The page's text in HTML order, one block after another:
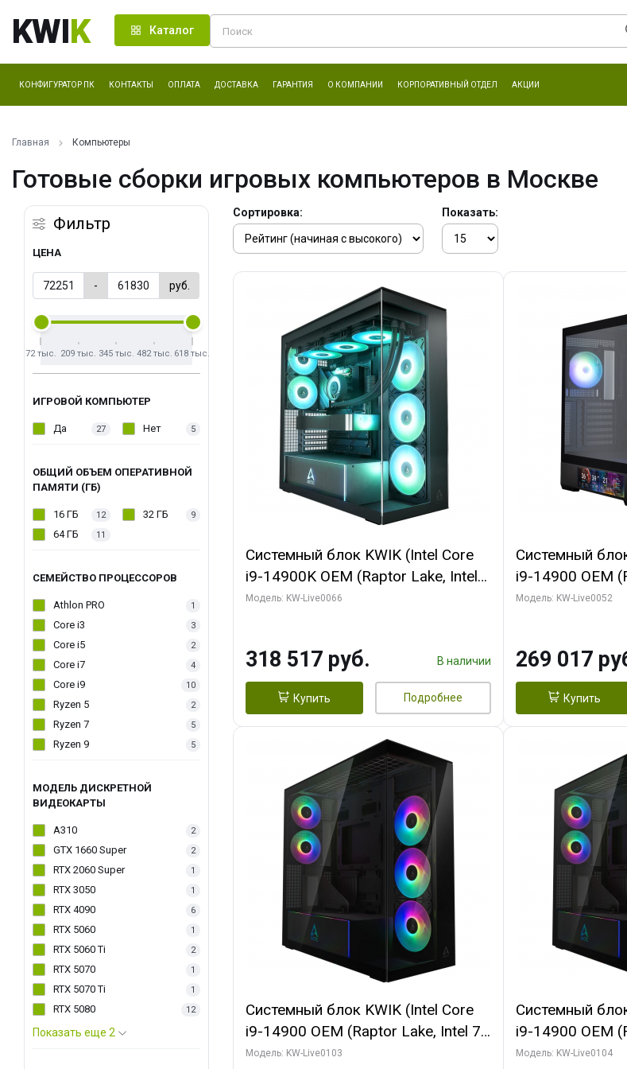
KWIK Каталог
КОНФИГУРАТОР ПК КОНТАКТЫ ОПЛАТА ДОСТАВКА ГАРАНТИЯ О КОМПАНИИ КОРПОРАТИВНЫЙ ОТДЕЛ АКЦИИ
Главная Компьютеры
Готовые сборки игровых компьютеров в Москве
Фильтр
ЦЕНА
- руб.
72 тыс. 209 тыс. 345 тыс. 482 тыс. 618 тыс.
ИГРОВОЙ КОМПЬЮТЕР
Да 27 Нет 5
ОБЩИЙ ОБЪЕМ ОПЕРАТИВНОЙ
ПАМЯТИ (ГБ)
16 ГБ 12 32 ГБ 9
64 ГБ 11
СЕМЕЙСТВО ПРОЦЕССОРОВ
Athlon PRO 1
Core i3 3
Core i5 2
Core i7 4
Core i9 10
Ryzen 5 2
Ryzen 7 5
Ryzen 9 5
МОДЕЛЬ ДИСКРЕТНОЙ
ВИДЕОКАРТЫ
A310 2
GTX 1660 Super 2
RTX 2060 Super 1
RTX 3050 1
RTX 4090 6
RTX 5060 1
RTX 5060 Ti 2
RTX 5070 1
RTX 5070 Ti 1
RTX 5080 12
Показать еще 2
Сортировка: Показать:
Системный блок KWIK (Intel Core
i9-14900K OEM (Raptor Lake, Intel
7, C24 16EC/8PC/ 64 ГБ ОЗУ (2
GDDR7 256bit/ 1 ТБ SSD)
Модель: KW-Live0066
318 517 руб. В наличии
Купить Подробнее
Системный
i9-14900 OEM
C24 16EC/
256bit 3xDP
Модель: KW-Live0052
269 017
Купить
Системный блок KWIK (Intel Core
i9-14900 OEM (Raptor Lake, Intel 7,
C24 16EC/8PC// 64 ГБ ОЗУ (2
Модель: KW-Live0103
Системный
i9-14900 OEM
C24 16EC/
Модель: KW-Live0104